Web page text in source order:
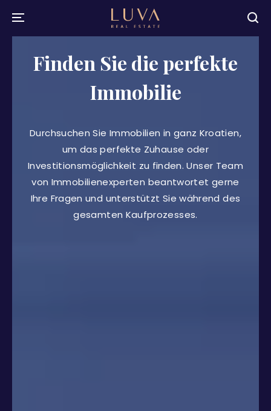
Finden Sie die perfekte
Immobilie
Durchsuchen Sie Immobilien in ganz Kroatien,
um das perfekte Zuhause oder
Investitionsmöglichkeit zu finden. Unser Team
von Immobilienexperten beantwortet gerne
Ihre Fragen und unterstützt Sie während des
gesamten Kaufprozesses.